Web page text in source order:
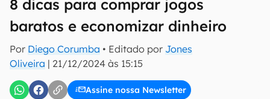
8 dicas para comprar jogos
baratos e economizar dinheiro
Por Diego Corumba • Editado por Jones
Oliveira | 21/12/2024 às 15:15
Assine nossa Newsletter
E-mail